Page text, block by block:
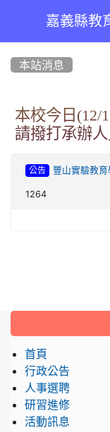
嘉義縣教
本站消息
本校今日(12/
請撥打承辦人
公告 豐山實驗教育
1264
:::
首頁
行政公告
人事選聘
研習進修
活動訊息